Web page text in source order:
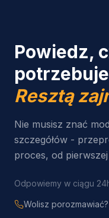
Powiedz,
Resztą
Nie musisz znać
szczegółów -
proces, od
Odpowiemy w ciągu
Wolisz porozmawiać?